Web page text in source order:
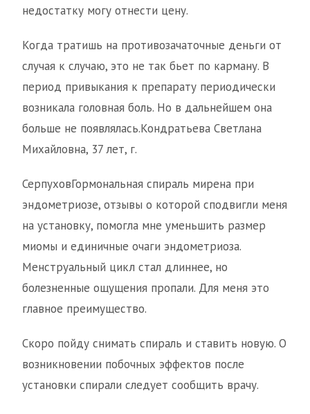
недостатку могу отнести цену.
Когда тратишь на противозачаточные деньги от
случая к случаю, это не так бьет по карману. В
период привыкания к препарату периодически
возникала головная боль. Но в дальнейшем она
больше не появлялась.Кондратьева Светлана
Михайловна, 37 лет, г.
СерпуховГормональная спираль мирена при
эндометриозе, отзывы о которой сподвигли меня
на установку, помогла мне уменьшить размер
миомы и единичные очаги эндометриоза.
Менструальный цикл стал длиннее, но
болезненные ощущения пропали. Для меня это
главное преимущество.
Скоро пойду снимать спираль и ставить новую. О
возникновении побочных эффектов после
установки спирали следует сообщить врачу.